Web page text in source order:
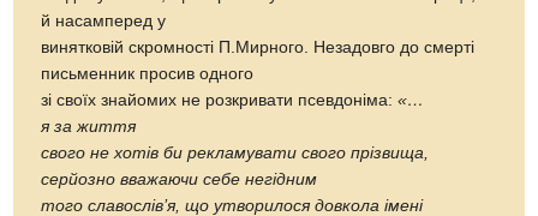
й насамперед у
винятковій скромності П.Мирного. Незадовго до смерті
письменник просив одного
зі своїх знайомих не розкривати псевдоніма:«…
я за життя
свого не хотів би рекламувати свого прізвища,
серйозно вважаючи себе негідним
того славослів’я, що утворилося довкола імені